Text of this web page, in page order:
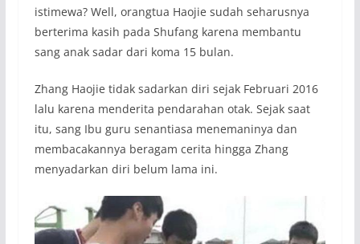
istimewa? Well, orangtua Haojie sudah seharusnya
berterima kasih pada Shufang karena membantu
sang anak sadar dari koma 15 bulan.
Zhang Haojie tidak sadarkan diri sejak Februari 2016
lalu karena menderita pendarahan otak. Sejak saat
itu, sang Ibu guru senantiasa menemaninya dan
membacakannya beragam cerita hingga Zhang
menyadarkan diri belum lama ini.